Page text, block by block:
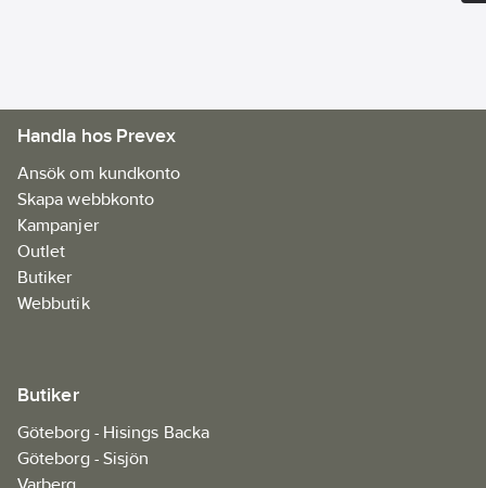
Handla hos Prevex
Ansök om kundkonto
Skapa webbkonto
Kampanjer
Outlet
Butiker
Webbutik
Butiker
Göteborg - Hisings Backa
Göteborg - Sisjön